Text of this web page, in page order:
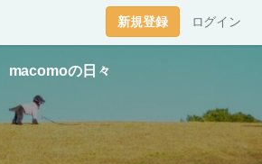
新規登録 ログイン
macomoの日々